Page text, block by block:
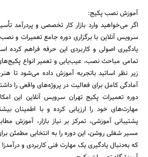
آموزش نصب پکیج:
اگر می‌خواهید وارد بازار کار تخصصی و پردرآمد
سرویس آنلاین با برگزاری دوره جامع تعمیرات و
یادگیری اصولی و کاربردی این حرفه فراهم کرده
تمامی مباحث نصب، عیب‌یابی و تعمیر انواع
زیر نظر اساتید باتجربه آموزش داده می‌شود تا
آمادگی کامل برای فعالیت در پروژه‌های واقعی را
دوره تعمیرات پکیج تهران سرویس آنلاین این
مهارت‌های خود را ارزیابی کرده و با اطمینان
پشتیبانی آموزشی، تمرکز بر نیاز بازار، آموزش
مسیر شغلی روشن، این دوره را به انتخابی مطمئن
که به‌دنبال یادگیری یک مهارت فنی کاربردی و